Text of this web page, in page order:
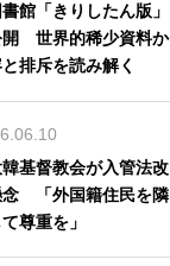
館「きりしたん版」
開 世界的稀少資料か
排斥を読み解く
基督教会が入管法改
念 「外国籍住民を隣
尊重を」